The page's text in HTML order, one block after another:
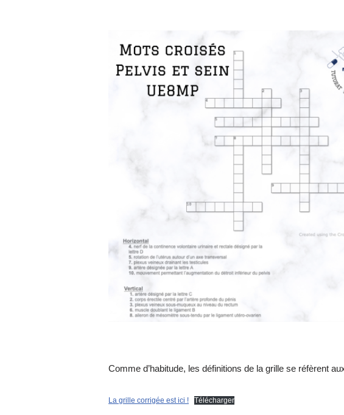
Comme d’habitude, les définitions de la grille se réfèrent
La grille corrigée est ici ! Télécharger